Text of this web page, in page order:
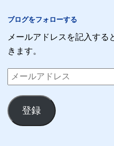
ブログをフォローする
メールアドレスを記入する
きます。
メ
ル
ア
登録